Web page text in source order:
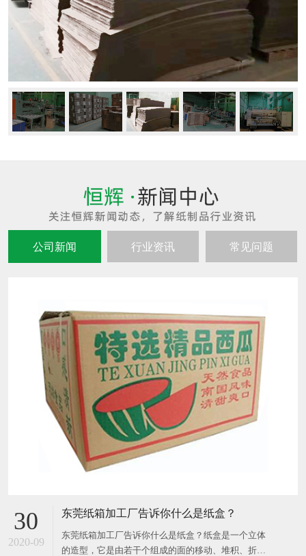
公司新闻 行业资讯 常见问题
30
2020-09
东莞纸箱加工厂告诉你什么是纸盒？
东莞纸箱加工厂告诉你什么是纸盒？纸盒是一个立体
的造型，它是由若干个组成的面的移动、堆积、折